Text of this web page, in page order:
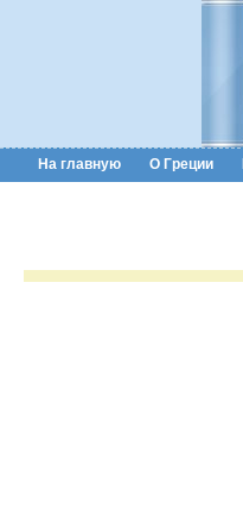
На главную О Греции